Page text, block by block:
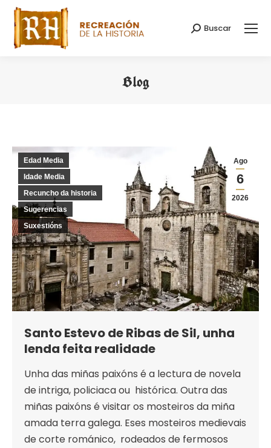
Search:
Buscar
Blog
Ago
6
2026
Edad Media
Idade Media
Recuncho da historia
Sugerencias
Suxestións
Santo Estevo de Ribas de Sil, unha
lenda feita realidade
Unha das miñas paixóns é a lectura de novela
de intriga, policiaca ou histórica. Outra das
miñas paixóns é visitar os mosteiros da miña
amada terra galega. Eses mosteiros medievais
de corte románico, rodeados de fermosos